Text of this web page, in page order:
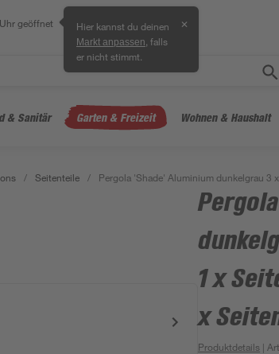
geöffnet Hier kannst du deinen
Markt anpassen , falls
er nicht stimmt.
✕
& Sanitär Garten & Freizeit Wohnen & Haushalt
/ Seitenteile / Pergola 'Shade' Aluminium dunkelgrau 3
1 x
x
Produktdetails |